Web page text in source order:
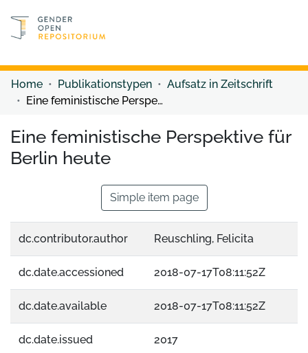
Discover content
Home Publikationstypen
Aufsatz in Zeitschrift
Eine feministische Perspektive für Berlin heute
Eine feministische Perspektive für
Berlin heute
Simple item page
dc.contributor.author Reuschling, Felicita
dc.date.accessioned 2018-07-17T08:11:52Z
dc.date.available 2018-07-17T08:11:52Z
dc.date.issued 2017